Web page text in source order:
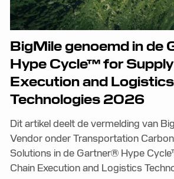
BigMile genoemd in de
Hype Cycle™ for
Execution and Logistics
Technologies 2026
Dit artikel deelt de vermelding van
Vendor onder Transportation
Solutions in de Gartner® Hype
Chain Execution and Logistics